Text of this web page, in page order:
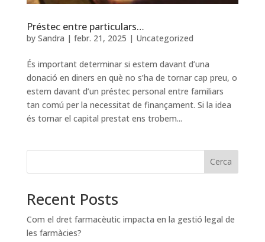
Préstec entre particulars…
by Sandra | febr. 21, 2025 | Uncategorized
És important determinar si estem davant d’una
donació en diners en què no s’ha de tornar cap preu, o
estem davant d’un préstec personal entre familiars
tan comú per la necessitat de finançament. Si la idea
és tornar el capital prestat ens trobem...
Cerca
Recent Posts
Com el dret farmacèutic impacta en la gestió legal de
les farmàcies?